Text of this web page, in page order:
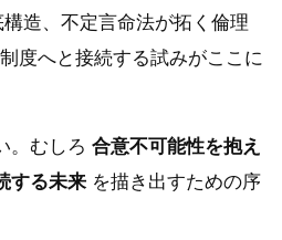
造、不定言命法が拓く倫理
度へと接続する試みがここに
。むしろ 合意不可能性を抱え
する未来 を描き出すための序